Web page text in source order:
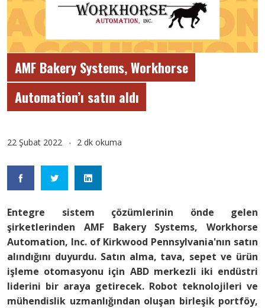
AMF Bakery Systems, Workhorse
Automation’ı satın aldı
22 Şubat 2022 2 dk okuma
Entegre sistem çözümlerinin önde gelen
şirketlerinden AMF Bakery Systems, Workhorse
Automation, Inc. of Kirkwood Pennsylvania'nın satın
alındığını duyurdu. Satın alma, tava, sepet ve ürün
işleme otomasyonu için ABD merkezli iki endüstri
liderini bir araya getirecek. Robot teknolojileri ve
mühendislik uzmanlığından oluşan birleşik portföy,